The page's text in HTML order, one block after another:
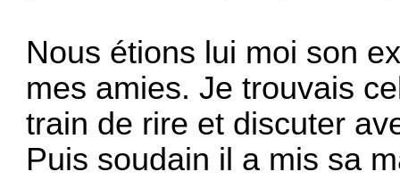
Nous étions lui moi son
mes amies. Je trouvais
train de rire et discuter
Puis soudain il a mis sa